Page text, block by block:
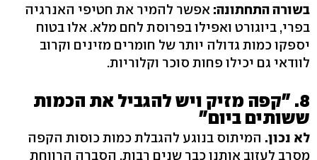
בשורה התחתונה: אפשר להמיר את חטיפי האנרגיה
בפרי, ביוגורט ואפילו בפרוסת לחם מלא. אלו בטוח
יספקו כמות גדולה יותר של חומרים מזינים וקרוב
לוודאי גם יכילו פחות סוכר וקלוריות.
8. "קפה מזיק ויש להגביל את הכמות
ששותים ביום"
לא נכון. המיתוס בנוגע להגבלת כמות כוסות הקפה
מסרב לעזוב אותנו כבר שנים רבות. הסברה הרווחת